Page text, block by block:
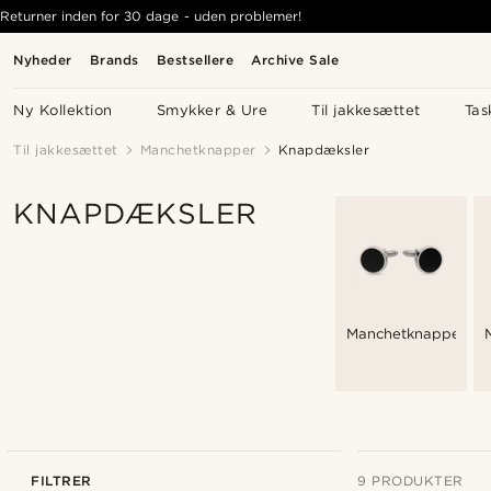
Nyheder Brands Bestsellere Archive Sale
Ny Kollektion Smykker & Ure Til jakkesættet
Returner inden for 30 dage - uden problemer!
Til jakkesættet Manchetknapper Knapdæksler
KNAPDÆKSLER
Manchetknapper
FILTRER 9 PRODUKTER